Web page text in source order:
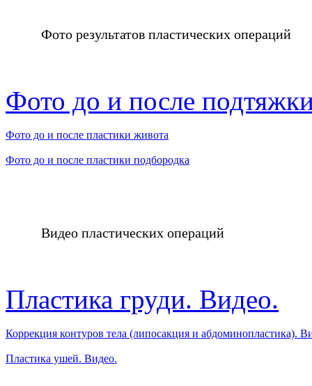
Фото результатов пластических операций
Фото до и после
Фото до и после пластики живота
Фото до и после пластики подбородка
Видео пластических операций
Пластика груди. Видео.
Коррекция контуров тела (липосакция и абдоминопластика).
Пластика ушей. Видео.